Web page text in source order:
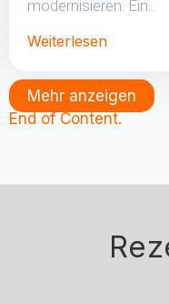
modernisieren. Ein...
Weiterlesen
Mehr anzeigen
End of Content.